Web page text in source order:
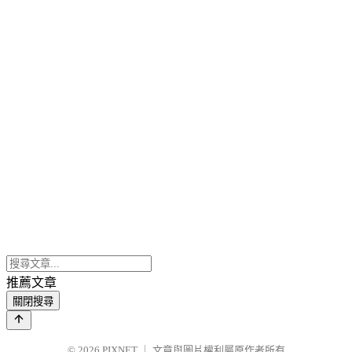
推薦文章
關閉搜尋
© 2026 PIXNET 文章與圖片權利屬原作者所有